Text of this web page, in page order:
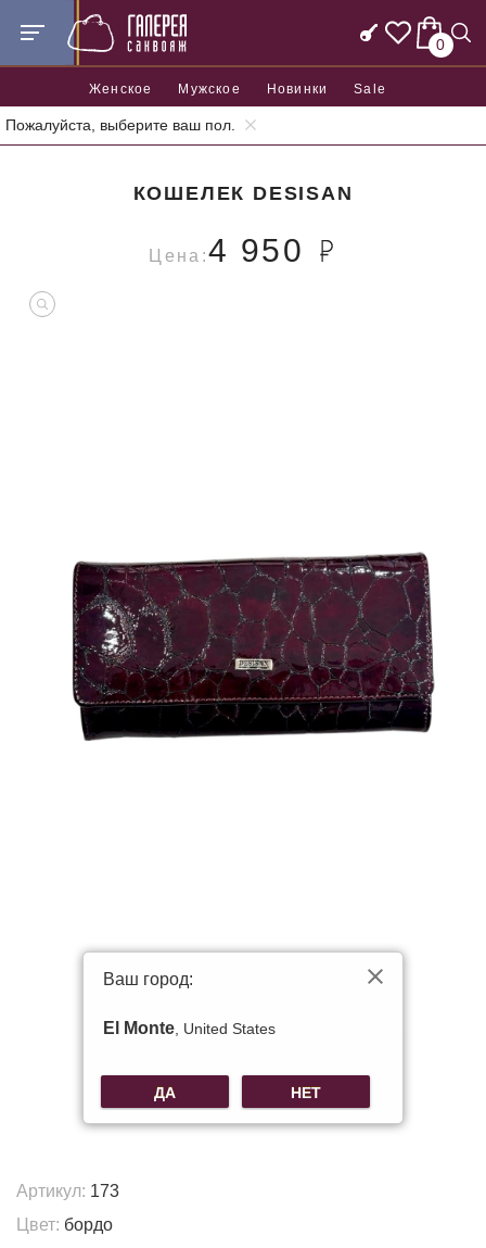
0
Женское Мужское Новинки Sale
Пожалуйста, выберите ваш пол.
Главная Аксессуары Кошельки
КОШЕЛЕК DESISAN
Цена:4 950
Артикул: 173
Цвет: бордо
Ваш город:
El Monte , United States
ДА НЕТ